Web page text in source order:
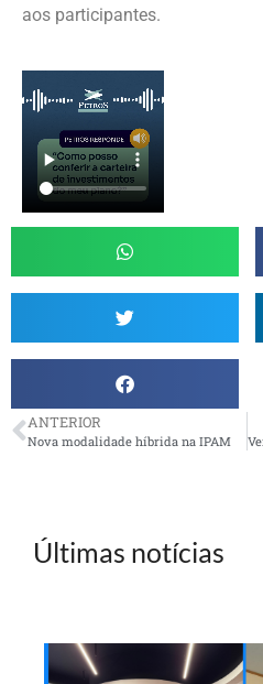
aos participantes.
ANTERIOR
Nova modalidade híbrida na IPAM
Últimas notícias